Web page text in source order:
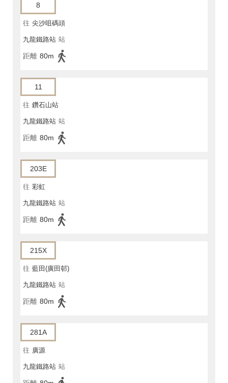
8
往 尖沙咀碼頭
九龍鐵路站 站
距離 80m
11
往 鑽石山站
九龍鐵路站 站
距離 80m
203E
往 彩虹
九龍鐵路站 站
距離 80m
215X
往 藍田(廣田邨)
九龍鐵路站 站
距離 80m
281A
往 廣源
九龍鐵路站 站